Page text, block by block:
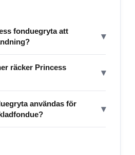
fonduegryta att
▾
räcker Princess
▾
användas för
▾